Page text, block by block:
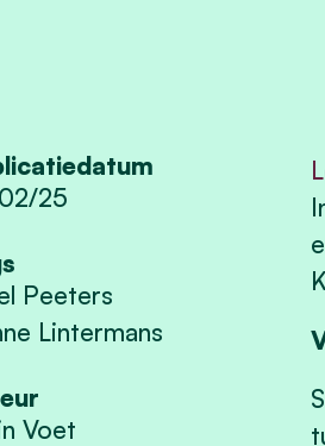
25
Peeters
Lintermans
Voet